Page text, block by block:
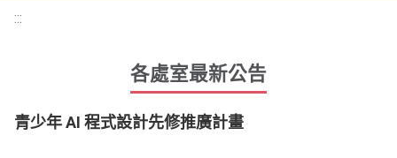
:::
各處室最新公告
青少年 AI 程式設計先修推廣計畫